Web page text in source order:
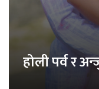
होली पर्व र